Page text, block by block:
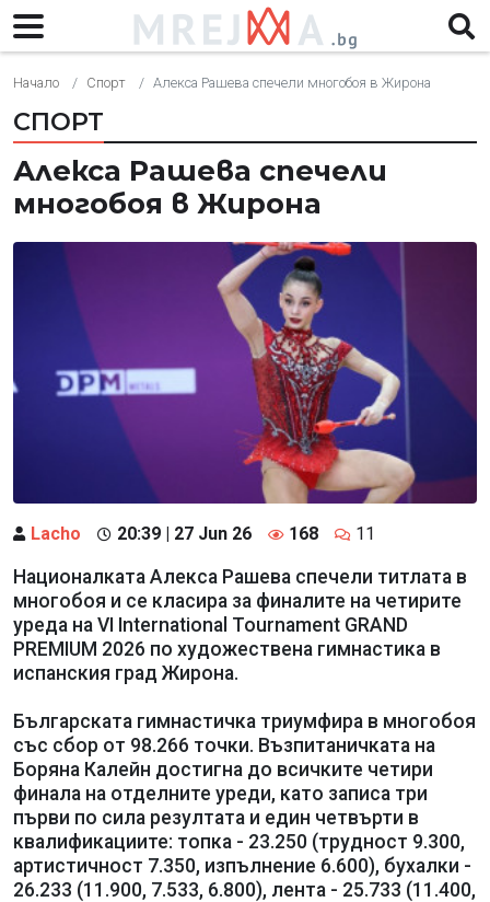
Начало Спорт Алекса Рашева спечели многобоя в Жирона
СПОРТ
Алекса Рашева спечели
многобоя в Жирона
Lacho 20:39 | 27 Jun 26 168 11
Националката Алекса Рашева спечели титлата в
многобоя и се класира за финалите на четирите
уреда на VI International Tournament GRAND
PREMIUM 2026 по художествена гимнастика в
испанския град Жирона.
Българската гимнастичка триумфира в многобоя
със сбор от 98.266 точки. Възпитаничката на
Боряна Калейн достигна до всичките четири
финала на отделните уреди, като записа три
първи по сила резултата и един четвърти в
квалификациите: топка - 23.250 (трудност 9.300,
артистичност 7.350, изпълнение 6.600), бухалки -
26.233 (11.900, 7.533, 6.800), лента - 25.733 (11.400,